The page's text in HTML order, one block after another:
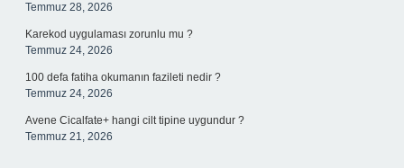
Temmuz 28, 2026
Karekod uygulaması zorunlu mu ?
Temmuz 24, 2026
100 defa fatiha okumanın fazileti nedir ?
Temmuz 24, 2026
Avene Cicalfate+ hangi cilt tipine uygundur ?
Temmuz 21, 2026